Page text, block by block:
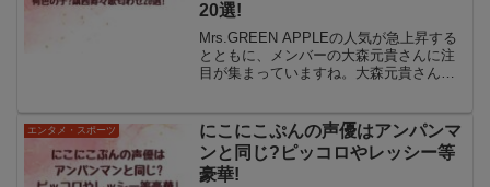
20選!
Mrs.GREEN APPLEの人気が急上昇する
とともに、メンバーの大森元貴さんに注
目が集まっていますね。大森元貴さんの
だと話題になっています。大森元貴さん
の彼女？情報...
エンタメ・スポーツ
にこにこぷんの声優はアンパンマ
ンと同じ?ピッコロやレッシー等
豪華!